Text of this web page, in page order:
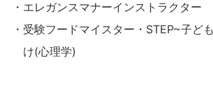
・エレガンスマナーインストラクター
・受験フードマイスター・STEP~子ど
け(心理学)